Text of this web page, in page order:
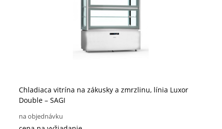
Chladiaca vitrína na zákusky a zmrzlinu, línia Luxor
Double – SAGI
na objednávku